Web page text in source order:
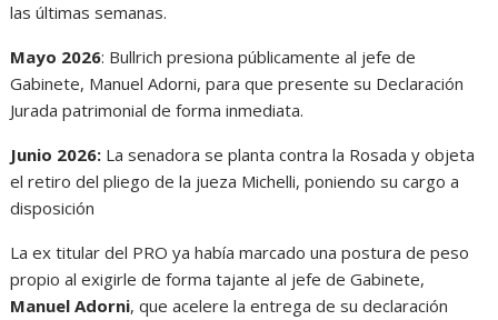
las últimas semanas.
Mayo 2026: Bullrich presiona públicamente al jefe de
Gabinete, Manuel Adorni, para que presente su Declaración
Jurada patrimonial de forma inmediata.
Junio 2026: La senadora se planta contra la Rosada y objeta
el retiro del pliego de la jueza Michelli, poniendo su cargo a
disposición
La ex titular del PRO ya había marcado una postura de peso
propio al exigirle de forma tajante al jefe de Gabinete,
Manuel Adorni, que acelere la entrega de su declaración